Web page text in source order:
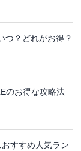
つ？どれがお得？
のお得な攻略法
すすめ人気ラン